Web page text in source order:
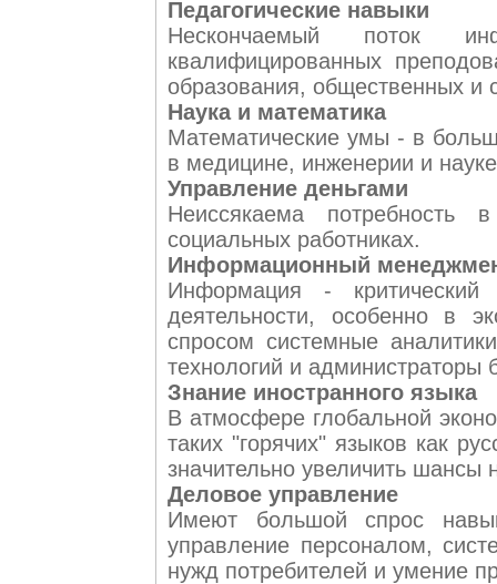
Педагогические навыки
Нескончаемый поток
квалифицированных
образования, общественных и
Наука и математика
Математические умы - в
в медицине, инженерии и
Управление деньгами
Неиссякаема потребность
социальных работниках.
Информационный
Информация -
деятельности, особенно в
спросом системные
технологий и администраторы
Знание иностранного языка
В атмосфере глобальной
таких "горячих" языков как
значительно увеличить шансы
Деловое управление
Имеют большой спрос
управление персоналом,
нужд потребителей и умение